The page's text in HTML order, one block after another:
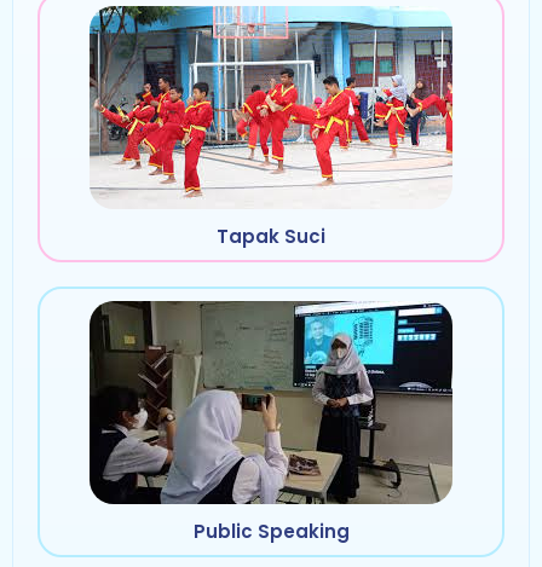
Tapak Suci
Public Speaking